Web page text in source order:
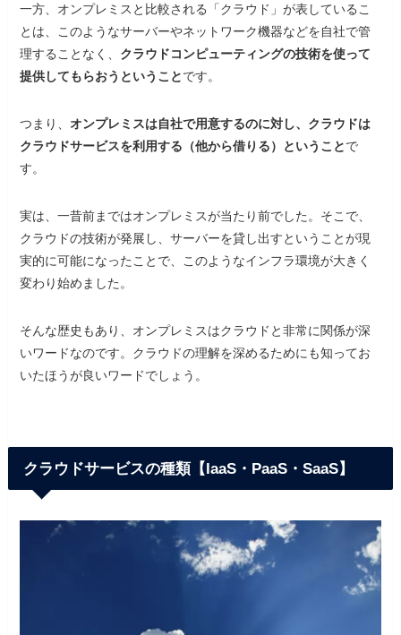
一方、オンプレミスと比較される「クラウド」が表しているこ
とは、このようなサーバーやネットワーク機器などを自社で管
理することなく、 クラウドコンピューティングの技術を使って
提供してもらおうということです。
つまり、オンプレミスは自社で用意するのに対し、クラウドは
クラウドサービスを利用する（他から借りる）ということで
す。
実は、一昔前まではオンプレミスが当たり前でした。そこで、
クラウドの技術が発展し、サーバーを貸し出すということが現
実的に可能になったことで、このようなインフラ環境が大きく
変わり始めました。
そんな歴史もあり、オンプレミスはクラウドと非常に関係が深
いワードなのです。クラウドの理解を深めるためにも知ってお
いたほうが良いワードでしょう。
クラウドサービスの種類【IaaS・PaaS・SaaS】